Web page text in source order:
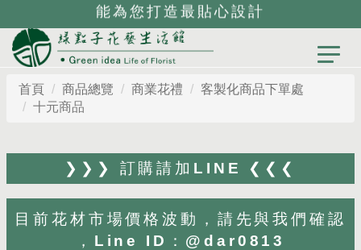
首頁 商品總覽 商業花禮
客製化商品下單處
十元商品
❯❯❯ 訂購請加LINE ❮❮❮
目前花材市場價格波動，請先與我們確認
，Line ID：@dar0813
能為您打造最貼心設計